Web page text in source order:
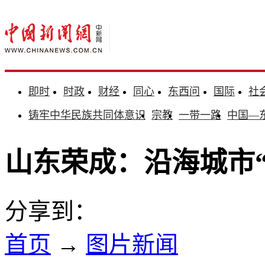
即时 时政 财经 同心 东西问 国际
社
铸牢中华民族共同体意识 宗教 一带一路 中国—
山东荣成：沿海城市
分享到：
首页 → 图片新闻